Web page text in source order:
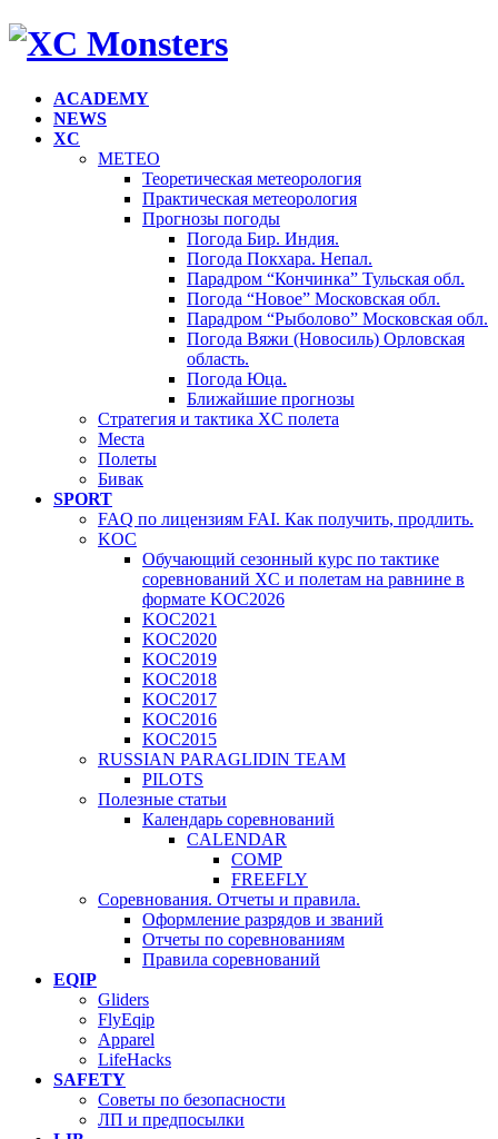
ACADEMY
NEWS
XC
METEO
Теоретическая метеорология
Практическая метеорология
Прогнозы погоды
Погода Бир. Индия.
Погода Покхара. Непал.
Парадром “Кончинка” Тульская обл.
Погода “Новое” Московская обл.
Парадром “Рыболово” Московская обл.
Погода Вяжи (Новосиль) Орловская
область.
Погода Юца.
Ближайшие прогнозы
Стратегия и тактика XC полета
Места
Полеты
Бивак
SPORT
FAQ по лицензиям FAI. Как получить, продлить.
KOC
Обучающий сезонный курс по тактике
соревнований XC и полетам на равнине в
формате KOC2026
KOC2021
KOC2020
KOC2019
KOC2018
KOC2017
KOC2016
KOC2015
RUSSIAN PARAGLIDIN TEAM
PILOTS
Полезные статьи
Календарь соревнований
CALENDAR
COMP
FREEFLY
Соревнования. Отчеты и правила.
Оформление разрядов и званий
Отчеты по соревнованиям
Правила соревнований
EQIP
Gliders
FlyEqip
Apparel
LifeHacks
SAFETY
Советы по безопасности
ЛП и предпосылки